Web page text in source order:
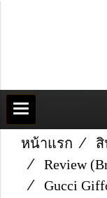
หน้าแรก
Review
Gucci